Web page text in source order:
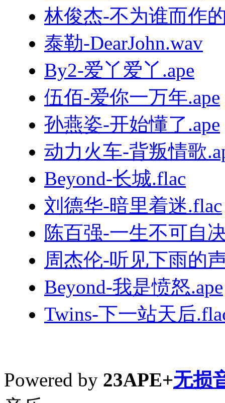
林俊杰-不为谁而作
泰勒-DearJohn.wav
By2-爱丫爱丫.ape
伍佰-爱你一万年.ape
孙燕姿-开始懂了.ape
动力火车-背叛情歌
Beyond-长城.flac
刘德华-暗里着迷.flac
陈百强-一生不可自
周杰伦-听见下雨的
Beyond-我是愤怒.ape
Twins-下一站天后
Powered by 23APE+无损